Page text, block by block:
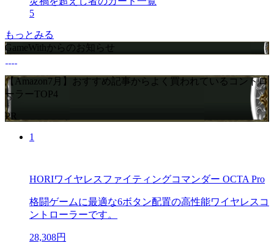
5
もっとみる
GameWithからのお知らせ
【Amazon7月】おすすめ記事からよく買われているコントロ
ーラーTOP4
PR
1
HORIワイヤレスファイティングコマンダー OCTA Pro
格闘ゲームに最適な6ボタン配置の高性能ワイヤレスコ
ントローラーです。
28,308円